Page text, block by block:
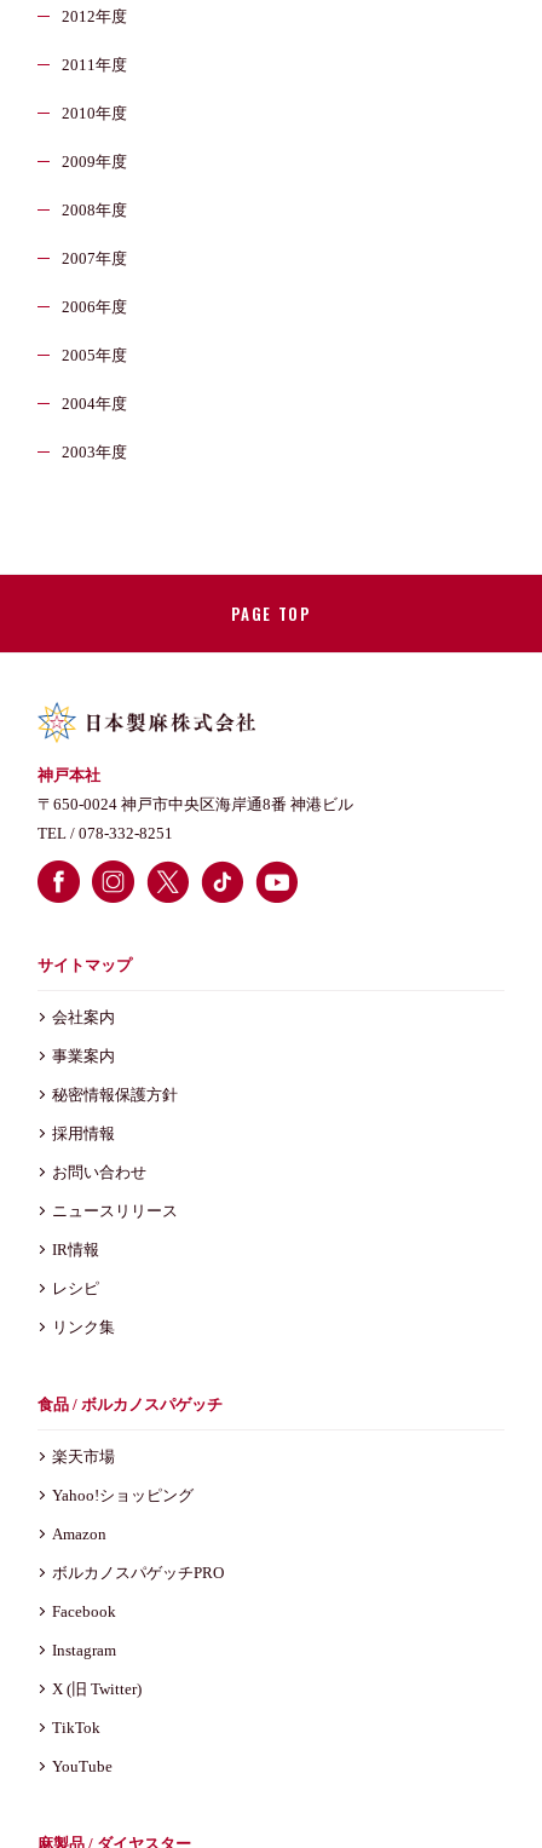
2012年度
2011年度
2010年度
2009年度
2008年度
2007年度
2006年度
2005年度
2004年度
2003年度
PAGE TOP
神戸本社
〒650-0024 神戸市中央区海岸通8番 神港ビル
TEL /078-332-8251
サイトマップ
会社案内
事業案内
秘密情報保護方針
採用情報
お問い合わせ
ニュースリリース
IR情報
レシピ
リンク集
食品 / ボルカノスパゲッチ
楽天市場
Yahoo!ショッピング
Amazon
ボルカノスパゲッチPRO
Facebook
Instagram
X (旧 Twitter)
TikTok
YouTube
麻製品 / ダイヤスター